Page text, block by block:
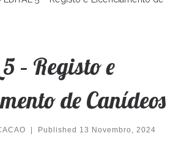
– Registo e
de Canídeos
| Published 13 Novembro, 2024